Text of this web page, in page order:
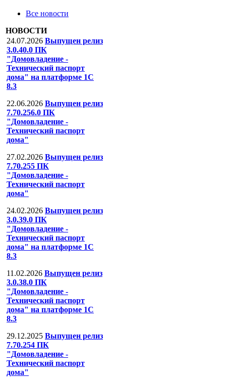
Все новости
НОВОСТИ
24.07.2026 Выпущен релиз
3.0.40.0 ПК
"Домовладение -
Технический паспорт
дома" на платформе 1С
8.3
22.06.2026 Выпущен релиз
7.70.256.0 ПК
"Домовладение -
Технический паспорт
дома"
27.02.2026 Выпущен релиз
7.70.255 ПК
"Домовладение -
Технический паспорт
дома"
24.02.2026 Выпущен релиз
3.0.39.0 ПК
"Домовладение -
Технический паспорт
дома" на платформе 1С
8.3
11.02.2026 Выпущен релиз
3.0.38.0 ПК
"Домовладение -
Технический паспорт
дома" на платформе 1С
8.3
29.12.2025 Выпущен релиз
7.70.254 ПК
"Домовладение -
Технический паспорт
дома"